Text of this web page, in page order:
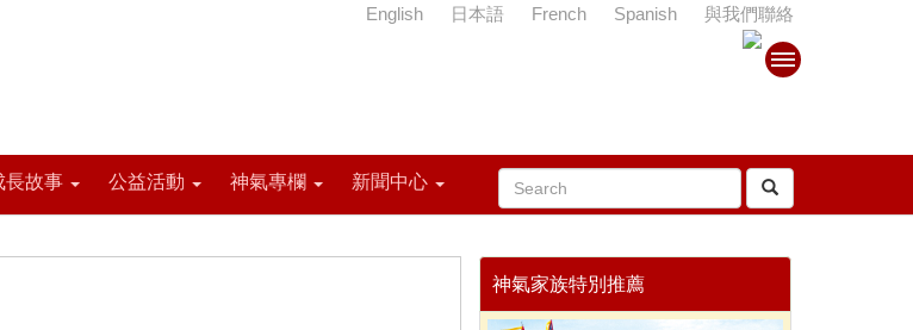
長故事 公益活動 神氣專欄 新聞中心
English 日本語 French Spanish 與我們聯絡
神氣家族特別推薦